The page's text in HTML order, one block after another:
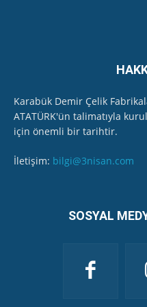
Karabük Demir Çelik
ATATÜRK'ün talimatıyla
için önemli bir tarihtir.
İletişim: bilgi@3nisan.com
SOSYAL